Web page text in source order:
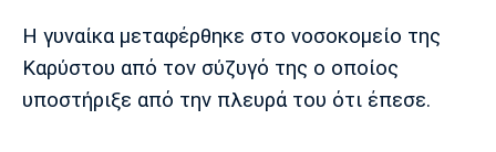
Παρασκήνιο
Μπαρτσελόνα
Ρεάλ
Μαδρίτης
Ατλέτικο
Μαδρίτης
Η γυναίκα μεταφέρθηκε στο νοσοκομείο της
Καρύστου από τον σύζυγό της ο οποίος
υποστήριξε από την πλευρά του ότι έπεσε.